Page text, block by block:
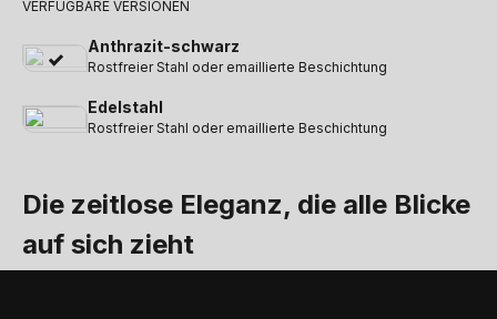
VERFÜGBARE VERSIONEN
Anthrazit-schwarz
Rostfreier Stahl oder emaillierte Beschichtung
Edelstahl
Rostfreier Stahl oder emaillierte Beschichtung
Die zeitlose Eleganz, die alle Blicke
auf sich zieht